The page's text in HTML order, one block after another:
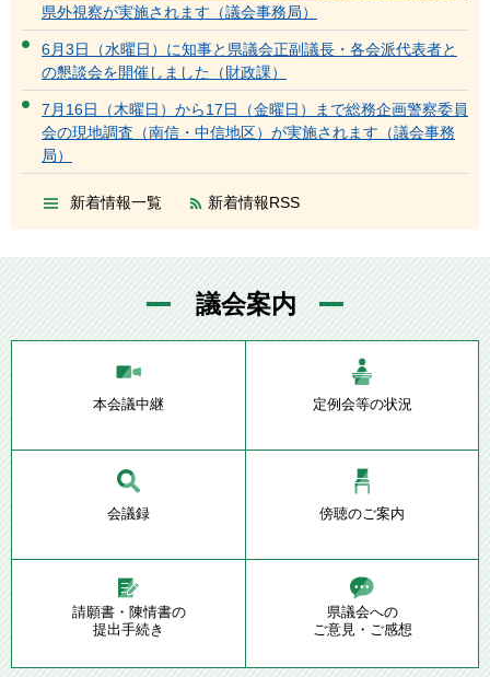
県外視察が実施されます（議会事務局）
6月3日（水曜日）に知事と県議会正副議長・各会派代表者と
の懇談会を開催しました（財政課）
7月16日（木曜日）から17日（金曜日）まで総務企画警察委員
会の現地調査（南信・中信地区）が実施されます（議会事務
局）
新着情報一覧 新着情報RSS
議会案内
本会議中継 定例会等の状況
会議録 傍聴のご案内
請願書・陳情書の
提出手続き
県議会への
ご意見・ご感想